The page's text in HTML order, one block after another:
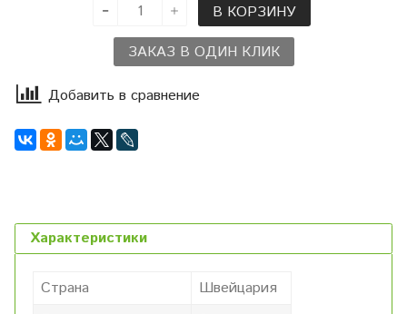
В КОРЗИНУ
ЗАКАЗ В ОДИН КЛИК
Добавить в сравнение
Характеристики
Страна
Швейцария